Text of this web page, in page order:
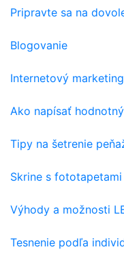
Pripravte sa na
Blogovanie
Internetový
Ako napísať
Tipy na šetrenie
Skrine s
Výhody a možnosti
Tesnenie podľa